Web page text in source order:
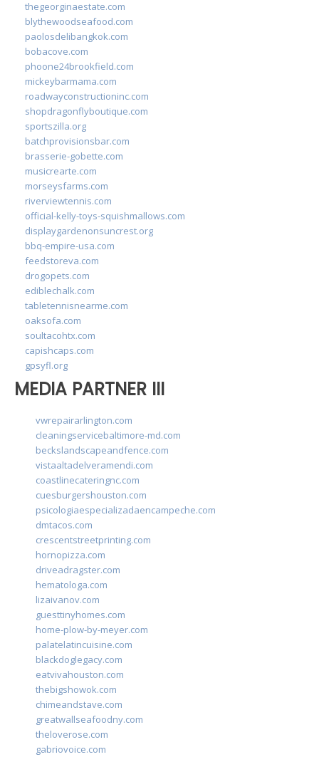
thegeorginaestate.com
blythewoodseafood.com
paolosdelibangkok.com
bobacove.com
phoone24brookfield.com
mickeybarmama.com
roadwayconstructioninc.com
shopdragonflyboutique.com
sportszilla.org
batchprovisionsbar.com
brasserie-gobette.com
musicrearte.com
morseysfarms.com
riverviewtennis.com
official-kelly-toys-squishmallows.com
displaygardenonsuncrest.org
bbq-empire-usa.com
feedstoreva.com
drogopets.com
ediblechalk.com
tabletennisnearme.com
oaksofa.com
soultacohtx.com
capishcaps.com
gpsyfl.org
MEDIA PARTNER III
vwrepairarlington.com
cleaningservicebaltimore-md.com
beckslandscapeandfence.com
vistaaltadelveramendi.com
coastlinecateringnc.com
cuesburgershouston.com
psicologiaespecializadaencampeche.com
dmtacos.com
crescentstreetprinting.com
hornopizza.com
driveadragster.com
hematologa.com
lizaivanov.com
guesttinyhomes.com
home-plow-by-meyer.com
palatelatincuisine.com
blackdoglegacy.com
eatvivahouston.com
thebigshowok.com
chimeandstave.com
greatwallseafoodny.com
theloverose.com
gabriovoice.com